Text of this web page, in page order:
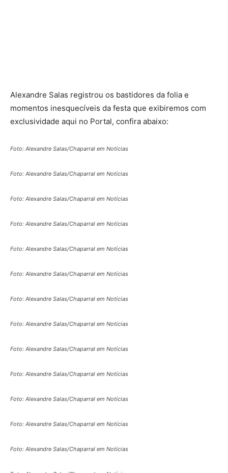
Alexandre Salas registrou os bastidores da folia e
momentos inesquecíveis da festa que exibiremos com
exclusividade aqui no Portal, confira abaixo:
Foto: Alexandre Salas/Chaparral em Notícias
Foto: Alexandre Salas/Chaparral em Notícias
Foto: Alexandre Salas/Chaparral em Notícias
Foto: Alexandre Salas/Chaparral em Notícias
Foto: Alexandre Salas/Chaparral em Notícias
Foto: Alexandre Salas/Chaparral em Notícias
Foto: Alexandre Salas/Chaparral em Notícias
Foto: Alexandre Salas/Chaparral em Notícias
Foto: Alexandre Salas/Chaparral em Notícias
Foto: Alexandre Salas/Chaparral em Notícias
Foto: Alexandre Salas/Chaparral em Notícias
Foto: Alexandre Salas/Chaparral em Notícias
Foto: Alexandre Salas/Chaparral em Notícias